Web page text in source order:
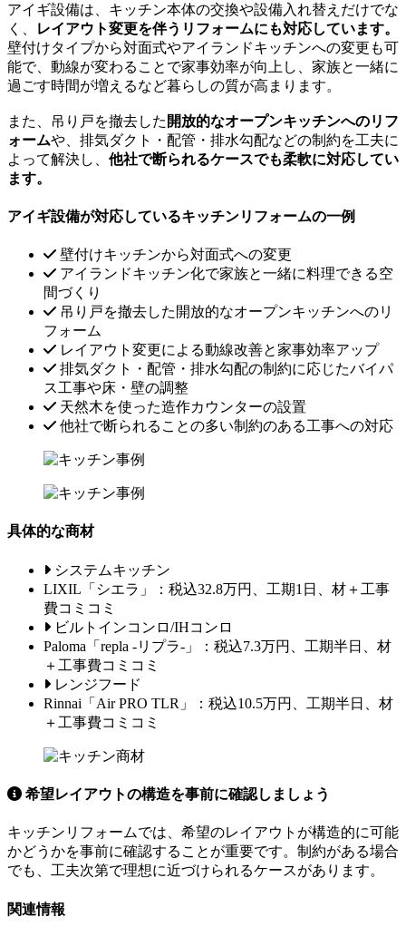
アイギ設備は、キッチン本体の交換や設備入れ替えだけでな
く、
レイアウト変更を伴うリフォームにも対応しています。
壁付けタイプから対面式やアイランドキッチンへの変更も可
能で、動線が変わることで家事効率が向上し、家族と一緒に
過ごす時間が増えるなど暮らしの質が高まります。
また、吊り戸を撤去した 開放的なオープンキッチンへのリフ
ォームや、排気ダクト・配管・排水勾配などの制約を工夫に
よって解決し、 他社で断られるケースでも柔軟に対応してい
ます。
アイギ設備が対応しているキッチンリフォームの一例
壁付けキッチンから対面式への変更
アイランドキッチン化で家族と一緒に料理できる空
間づくり
吊り戸を撤去した開放的なオープンキッチンへのリ
フォーム
レイアウト変更による動線改善と家事効率アップ
排気ダクト・配管・排水勾配の制約に応じたバイパ
ス工事や床・壁の調整
天然木を使った造作カウンターの設置
他社で断られることの多い制約のある工事への対応
具体的な商材
システムキッチン
LIXIL「シエラ」：税込32.8万円、工期1日、材＋工事
費コミコミ
ビルトインコンロ/IHコンロ
Paloma「repla -リプラ-」：税込7.3万円、工期半日、材
＋工事費コミコミ
レンジフード
Rinnai「Air PRO TLR」：税込10.5万円、工期半日、材
＋工事費コミコミ
希望レイアウトの構造を事前に確認しましょう
キッチンリフォームでは、希望のレイアウトが構造的に可能
かどうかを事前に確認することが重要です。制約がある場合
でも、工夫次第で理想に近づけられるケースがあります。
関連情報